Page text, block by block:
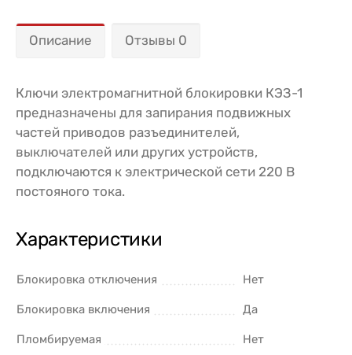
Описание Отзывы 0
Ключи электромагнитной блокировки КЭЗ-1
предназначены для запирания подвижных
частей приводов разъединителей,
выключателей или других устройств,
подключаются к электрической сети 220 В
постояного тока.
Характеристики
Блокировка отключения Нет
Блокировка включения Да
Пломбируемая Нет